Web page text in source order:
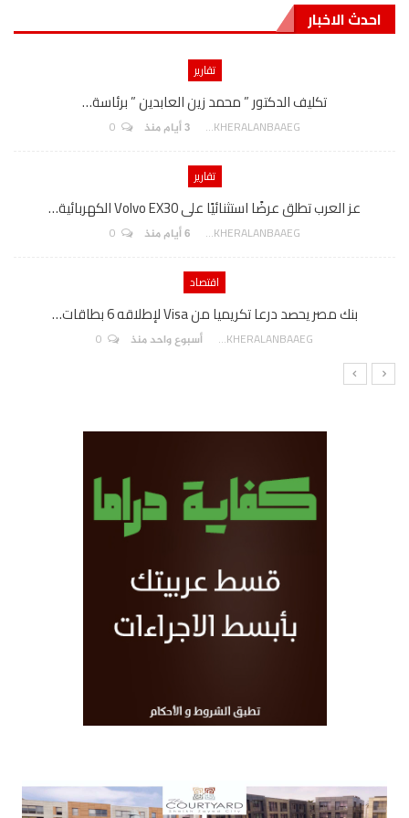
احدث الاخبار
تقارير
تكليف الدكتور ” محمد زين العابدين ” برئاسة…
AKHERALANBAAEG 3 أيام منذ
تقارير
عز العرب تطلق عرضًا استثنائيًا على Volvo EX30 الكهربائية…
AKHERALANBAAEG 6 أيام منذ
اقتصاد
بنك مصر يحصد درعا تكريميا من Visa لإطلاقه 6 بطاقات…
AKHERALANBAAEG أسبوع واحد منذ